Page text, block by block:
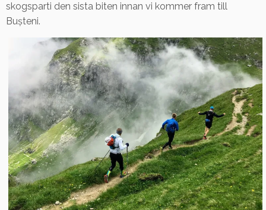
skogsparti den sista biten innan vi kommer fram till
Bușteni.